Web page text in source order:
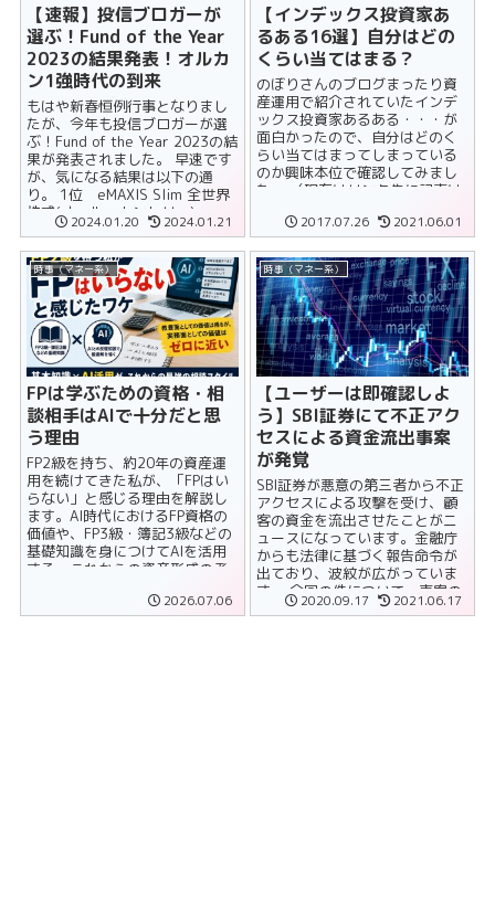
【速報】投信ブロガーが
選ぶ！Fund of the Year
2023の結果発表！オルカ
ン1強時代の到来
もはや新春恒例行事となりまし
たが、今年も投信ブロガーが選
ぶ！Fund of the Year 2023の結
果が発表されました。 早速です
が、気になる結果は以下の通
り。 1位 eMAXIS Slim 全世界
株式(オール・カントリー) ......
2024.01.20 2024.01.21
【インデックス投資家あ
るある16選】自分はどの
くらい当てはまる？
のぼりさんのブログまったり資
産運用で紹介されていたインデ
ックス投資家あるある・・・が
面白かったので、自分はどのく
らい当てはまってしまっている
のか興味本位で確認してみまし
た。 （現在はリンク先に記事は
用...... 2017.07.26 2021.06.01
時事（マネー系）
FPは学ぶための資格・相
談相手はAIで十分だと思
う理由
FP2級を持ち、約20年の資産運
用を続けてきた私が、「FPはい
らない」と感じる理由を解説し
ます。AI時代におけるFP資格の
価値や、FP3級・簿記3級などの
基礎知識を身につけてAIを活用
する、これからの資産形成の考
2026.07.06
時事（マネー系）
【ユーザーは即確認しよ
う】SBI証券にて不正アク
セスによる資金流出事案
が発覚
SBI証券が悪意の第三者から不正
アクセスによる攻撃を受け、顧
客の資金を流出させたことがニ
ュースになっています。金融庁
からも法律に基づく報告命令が
出ており、波紋が広がっていま
す。 今回の件について、事案の
概要とユーザーと......
2020.09.17 2021.06.17